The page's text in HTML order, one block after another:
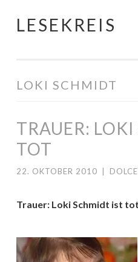
Springe
LESEKREIS
LOKI SCHMIDT
TRAUER:
TOT
22. OKTOBER 2010
Trauer: Loki Schmidt ist tot